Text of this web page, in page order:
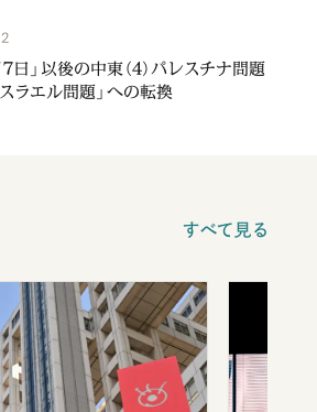
7日」以後の中東（4）パレスチナ問題
ラエル問題」への転換
すべて見る